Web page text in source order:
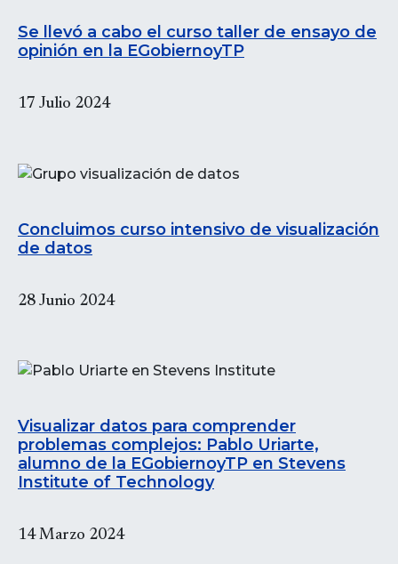
Se llevó a cabo el curso taller de ensayo de
opinión en la EGobiernoyTP
17 Julio 2024
Concluimos curso intensivo de visualización
de datos
28 Junio 2024
Visualizar datos para comprender
problemas complejos: Pablo Uriarte,
alumno de la EGobiernoyTP en Stevens
Institute of Technology
14 Marzo 2024